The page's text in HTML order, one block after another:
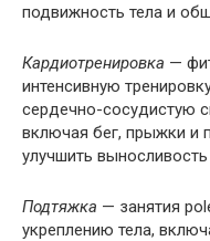
подвижность тела и
Кардиотренировка —
интенсивную
сердечно-сосудистую
включая бег, прыжки и
улучшить
Подтяжка — занятия
укреплению тела,